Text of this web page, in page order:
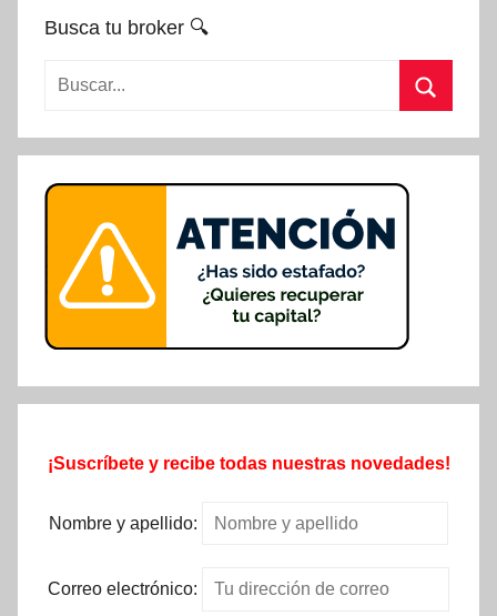
Busca tu broker 🔍
Buscar:
¡Suscríbete y recibe todas nuestras novedades!
Nombre y apellido:
Correo electrónico: